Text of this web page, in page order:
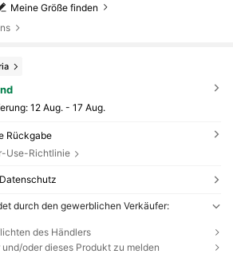
Meine Größe finden
12 Aug. - 17 Aug.
Rückgabe
Use-Richtlinie
durch den gewerblichen Verkäufer:
des Händlers
oder dieses Produkt zu melden